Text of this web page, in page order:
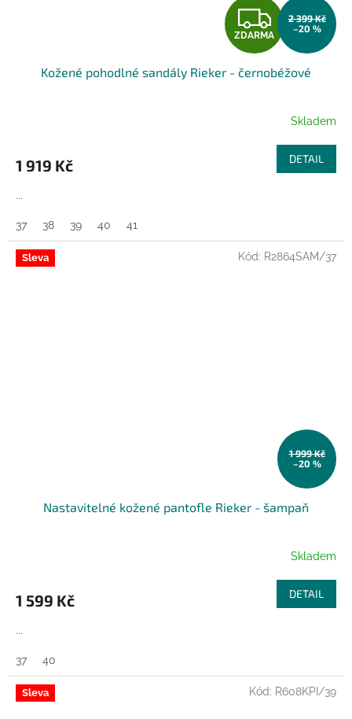
Z
D
A
R
M
A
ZDARMA
2 399 Kč
–20 %
Kožené pohodlné sandály Rieker - černobéžové
Skladem
1 919 Kč DETAIL
...
37 38 39 40 41
Sleva
1 999 Kč
–20 %
Nastavitelné kožené pantofle Rieker - šampaň
Skladem
1 599 Kč DETAIL
...
37 40
Kód: R2864SAM/37
Sleva Kód: R608KPI/39